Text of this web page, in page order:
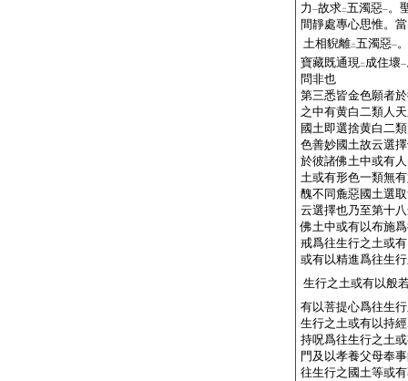
力 一故求二五濁惡一。
間靜處專心思惟。當
土相貎離二五濁惡一
寶藏既通現二 成住壞一
問非也
第三悉皆金色願者
之中有黄白二類人
國土即選捨黄白二
色善妙國土故云選
於彼諸佛土中或有
土或有形色一類無
醜不同麁惡國土選
云選擇也乃至第十
佛土中或有以布施
戒爲往生行之土或
或有以精進爲往生
生行之土或有以般
有以菩提心爲往生
生行之土或有以持
持呪爲往生行之土
門及以孝養父母奉
往生行之國土等或